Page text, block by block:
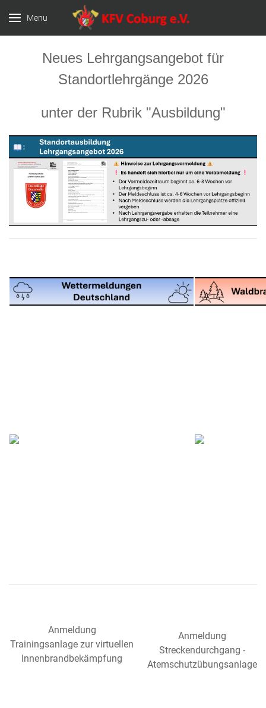
Menu
Neues Lehrgangsangebot für
Standortlehrgänge 2026
unter der Rubrik "Ausbildung"
Anmeldung
Trainingsanlage zur virtuellen
Innenbrandbekämpfung
Anmeldung
Streckendurchgang -
Atemschutzübungsanlage